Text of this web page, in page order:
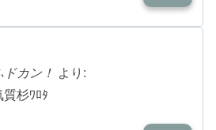
カン！ より:
杉ﾜﾛﾀ